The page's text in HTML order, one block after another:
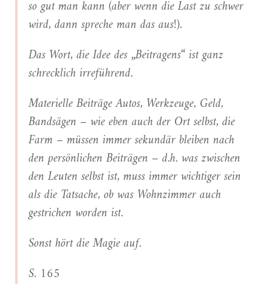
so gut man kann (aber wenn die Last zu schwer
wird, dann spreche man das aus!).
Das Wort, die Idee des „Beitragens“ ist ganz
schrecklich irreführend.
Materielle Beiträge Autos, Werkzeuge, Geld,
Bandsägen – wie eben auch der Ort selbst, die
Farm – müssen immer sekundär bleiben nach
den persönlichen Beiträgen – d.h. was zwischen
den Leuten selbst ist, muss immer wichtiger sein
als die Tatsache, ob was Wohnzimmer auch
gestrichen worden ist.
Sonst hört die Magie auf.
S. 165